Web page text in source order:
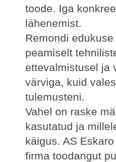
toode. Iga
lähenemist.
Remondi
peamiselt
ettevalmistusel ja
värviga, kuid
tulemusteni.
Vahel on raske
kasutatud ja
käigus. AS
firma toodangut